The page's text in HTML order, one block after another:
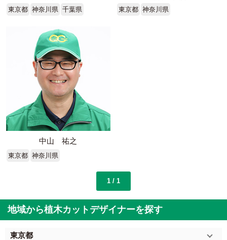
東京都 神奈川県 千葉県 東京都 神奈川県
中山 祐之
東京都 神奈川県
1 / 1
地域から植木カットデザイナーを探す
東京都